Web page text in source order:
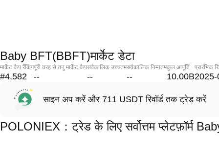
Baby BFT(BBFT)मार्केट डेटा
मार्केट कैप रैंकिंग
#4,582
पूरी तरह से तनु मार्केट कैप
--
सर्वकालिक उच्चतम
--
सर्वकालिक निम्नतम
--
कुल आपूर्ति
10.00B
प्रारंभिक
साइन अप करें और 711 USDT रिवॉर्ड तक ट्रेड करें
POLONIEX：ट्रेड के लिए सर्वोत्तम प्लेटफ़ॉर्म